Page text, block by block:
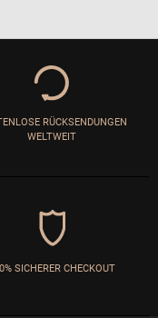
RÜCKSENDUNGEN
WELTWEIT
SICHERER CHECKOUT